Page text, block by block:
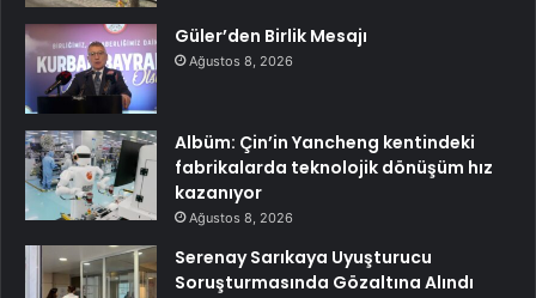
Güler’den Birlik Mesajı
Ağustos 8, 2026
Albüm: Çin’in Yancheng kentindeki
fabrikalarda teknolojik dönüşüm hız
kazanıyor
Ağustos 8, 2026
Serenay Sarıkaya Uyuşturucu
Soruşturmasında Gözaltına Alındı